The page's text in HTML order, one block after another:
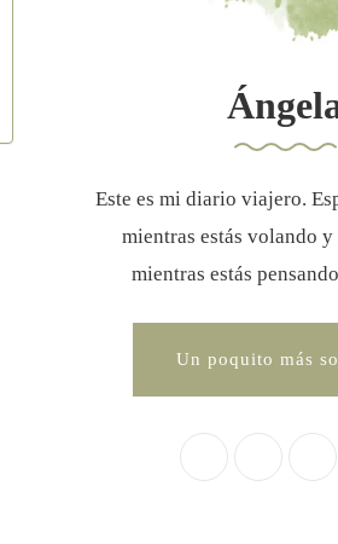
Este es mi diario viajero.
mientras estás volando y
mientras estás
Un poquito más